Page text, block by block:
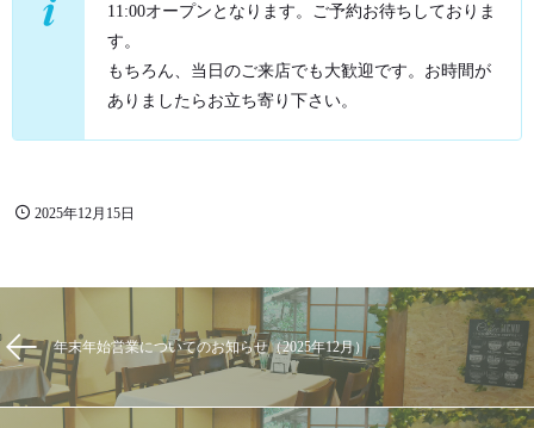
11:00オープンとなります。ご予約お待ちしておりま
す。
もちろん、当日のご来店でも大歓迎です。お時間が
ありましたらお立ち寄り下さい。
2025年12月15日
年末年始営業についてのお知らせ（2025年12月）